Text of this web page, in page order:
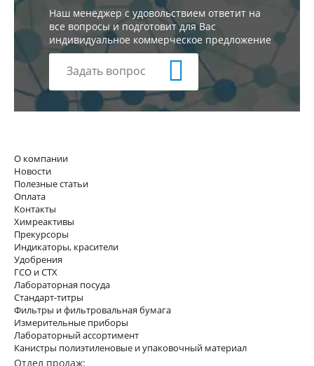
Наш менеджер с удовольствием ответит на
все вопросы и подготовит для Вас
индивидуальное коммерческое предложение
Задать вопрос
О компании
Новости
Полезные статьи
Оплата
Контакты
Химреактивы
Прекурсоры
Индикаторы, красители
Удобрения
ГСО и СТХ
Лабораторная посуда
Стандарт-титры
Фильтры и фильтровальная бумага
Измерительные приборы
Лабораторный ассортимент
Канистры полиэтиленовые и упаковочный материал
Отдел продаж: